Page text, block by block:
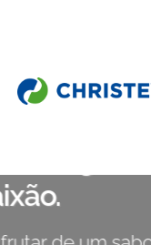
desafio.